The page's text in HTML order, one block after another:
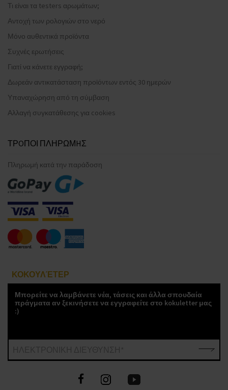
Τι είναι τα testers αρωμάτων;
Αντοχή των ρολογιών στο νερό
Μόνο αυθεντικά προϊόντα
Συχνές ερωτήσεις
Γιατί να κάνετε εγγραφή;
Δωρεάν αντικατάσταση προϊόντων εντός 30 ημερών
Υπαναχώρηση από τη σύμβαση
Αλλαγή συγκατάθεσης για cookies
ΤΡOΠΟΙ ΠΛΗΡΩΜHΣ
Πληρωμή κατά την παράδοση
ΚΟΚΟΥΛΈΤΕΡ
Μπορείτε να λαμβάνετε νέα, τάσεις και άλλα σπουδαία
πράγματα αν ξεκινήσετε να εγγραφείτε στο kokuletter μας
:)